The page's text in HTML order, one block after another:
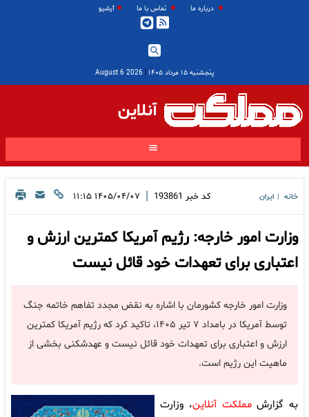
درباره ما تماس با ما آرشیو
پنجشنبه ۱۵ مرداد ۱۴۰۵ |
2026 August 6
آنلاین
خانه ایران کد خبر 193861
| ۱۴۰۵/۰۴/۰۷ ۱۱:۱۵
وزارت امور خارجه: رژیم آمریکا کمترین ارزش و
اعتباری برای تعهدات خود قائل نیست
وزارت امور خارجه کشورمان با اشاره به نقض مجدد تفاهم خاتمه جنگ
توسط آمریکا در بامداد ۷ تیر ۱۴۰۵، تاکید کرد که رژیم آمریکا کمترین
ارزش و اعتباری برای تعهدات خود قائل نیست و عهدشکنی بخشی از
ماهیت این رژیم است.
به گزارشمملکت آنلاین، وزارت